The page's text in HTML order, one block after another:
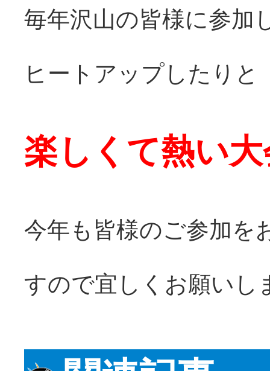
毎年沢山の皆様に参加
ヒートアップしたりと
楽しくて熱い
今年も皆様のご参加を
すので宜しくお願いし